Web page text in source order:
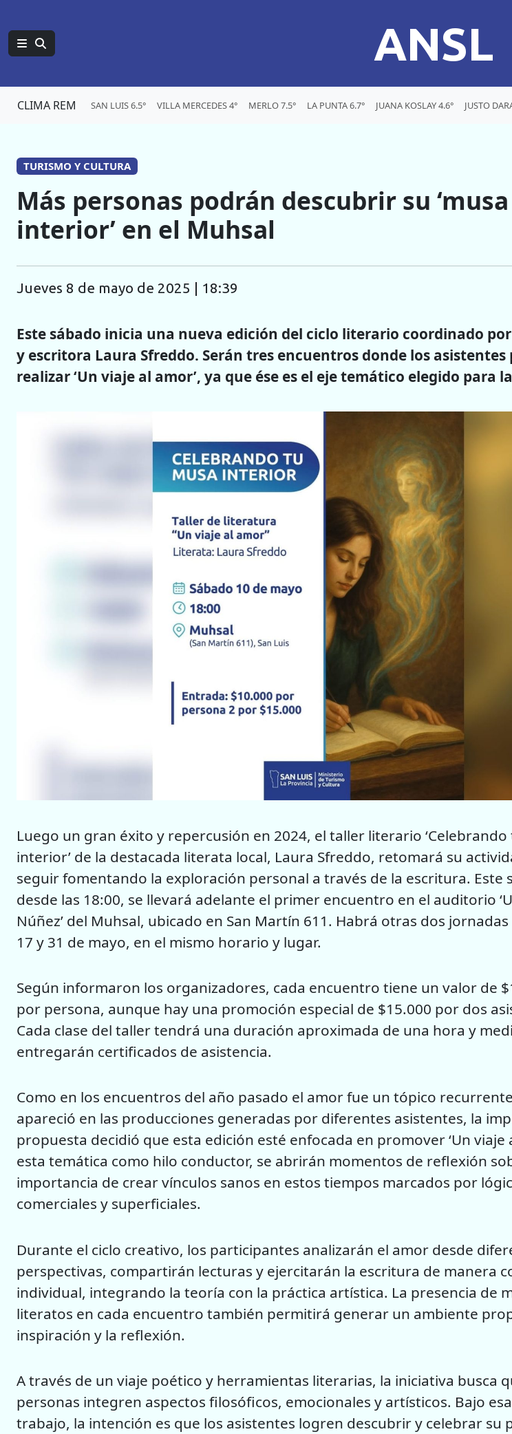
ANSL
CLIMA REM SAN LUIS 6.5° VILLA MERCEDES 4° MERLO 7.5° LA PUNTA 6.7° JUANA KOSLAY 4.6° JUSTO
TURISMO Y CULTURA
Más personas podrán descubrir su ‘musa
interior’ en el Muhsal
jueves 8 de mayo de 2025 | 18:39
Este sábado inicia una nueva edición del ciclo literario coordinado
y escritora Laura Sfreddo. Serán tres encuentros donde los asistentes
realizar ‘Un viaje al amor’, ya que ése es el eje temático elegido para
Luego un gran éxito y repercusión en 2024, el taller literario ‘Celebrando
interior’ de la destacada literata local, Laura Sfreddo, retomará su
seguir fomentando la exploración personal a través de la escritura. Este
desde las 18:00, se llevará adelante el primer encuentro en el auditorio
Núñez’ del Muhsal, ubicado en San Martín 611. Habrá otras dos
17 y 31 de mayo, en el mismo horario y lugar.
Según informaron los organizadores, cada encuentro tiene un valor de
por persona, aunque hay una promoción especial de $15.000 por dos
Cada clase del taller tendrá una duración aproximada de una hora y
entregarán certificados de asistencia.
Como en los encuentros del año pasado el amor fue un tópico
apareció en las producciones generadas por diferentes asistentes, la
propuesta decidió que esta edición esté enfocada en promover ‘Un viaje
esta temática como hilo conductor, se abrirán momentos de reflexión
importancia de crear vínculos sanos en estos tiempos marcados por
comerciales y superficiales.
Durante el ciclo creativo, los participantes analizarán el amor desde
perspectivas, compartirán lecturas y ejercitarán la escritura de manera
individual, integrando la teoría con la práctica artística. La presencia de
literatos en cada encuentro también permitirá generar un ambiente
inspiración y la reflexión.
A través de un viaje poético y herramientas literarias, la iniciativa busca
personas integren aspectos filosóficos, emocionales y artísticos. Bajo
trabajo, la intención es que los asistentes logren descubrir y celebrar su